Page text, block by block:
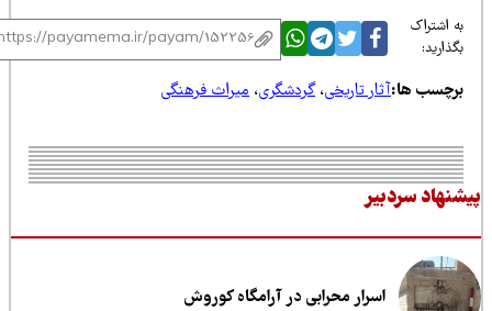
اشتراک
ها:آثار تاریخی،گردشگری،میراث فرهنگی
سردبیر
اسرار محرابی در آرامگاه کوروش